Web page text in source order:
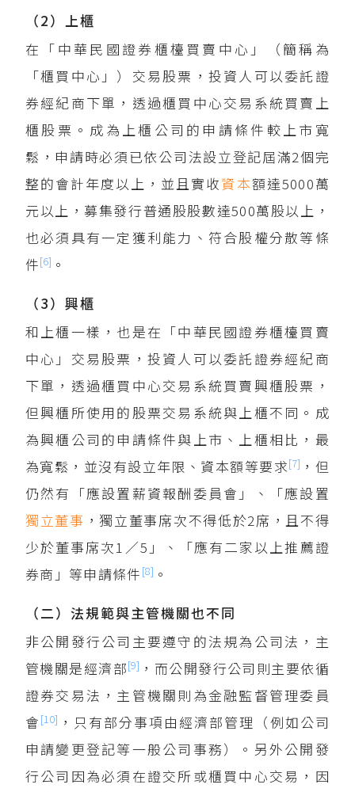
（2）上櫃
在「中華民國證券櫃檯買賣中心」（簡稱為
「櫃買中心」）交易股票，投資人可以委託證
券經紀商下單，透過櫃買中心交易系統買賣上
櫃股票。成為上櫃公司的申請條件較上市寬
鬆，申請時必須已依公司法設立登記屆滿2個完
整的會計年度以上，並且實收資本額達5000萬
元以上，募集發行普通股股數達500萬股以上，
也必須具有一定獲利能力、符合股權分散等條
件[6] 。
（3）興櫃
和上櫃一樣，也是在「中華民國證券櫃檯買賣
中心」交易股票，投資人可以委託證券經紀商
下單，透過櫃買中心交易系統買賣興櫃股票，
但興櫃所使用的股票交易系統與上櫃不同。成
為興櫃公司的申請條件與上市、上櫃相比，最
為寬鬆，並沒有設立年限、資本額等要求[7] ，但
仍然有「應設置薪資報酬委員會」、「應設置
獨立董事 ，獨立董事席次不得低於2席，且不得
少於董事席次1／5」、「應有二家以上推薦證
券商」等申請條件 [8] 。
（二）法規範與主管機關也不同
非公開發行公司主要遵守的法規為公司法，主
管機關是經濟部[9] ，而公開發行公司則主要依循
證券交易法，主管機關則為金融監督管理委員
會 [10] ，只有部分事項由經濟部管理（例如公司
申請變更登記等一般公司事務）。另外公開發
行公司因為必須在證交所或櫃買中心交易，因